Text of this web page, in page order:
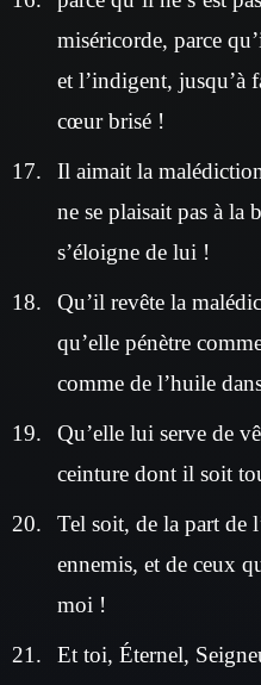
miséricorde, parce
et l’indigent, jusqu’à
cœur brisé !
Il aimait la
ne se plaisait pas à la
s’éloigne de lui !
Qu’il revête la
qu’elle pénètre
comme de l’huile
Qu’elle lui serve de
ceinture dont il soit
Tel soit, de la part de
ennemis, et de ceux
moi !
Et toi, Éternel,